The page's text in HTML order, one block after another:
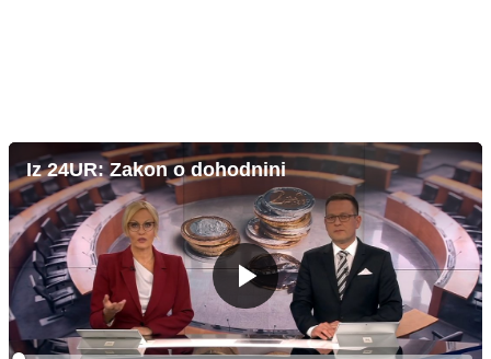
Iz 24UR: Zakon o dohodnini